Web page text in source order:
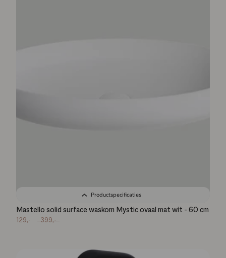
Productspecificaties
Mastello solid surface waskom Mystic ovaal mat wit - 60 cm
129,- 399,-